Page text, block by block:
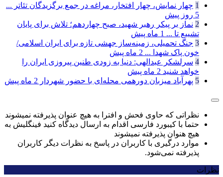
1 چهار نمایش، چهار افتخار، مراغه در جمع برگزیدگان تئاتر ...
5 روز پیش
2 نماز بر پیکر رهبر شهید، صبح چهاردهم؛ تلاش برای پایان
تشییع تا ... 1 ماه پیش
3 جنگ تحمیلی، زمینه‌ساز جهشی تازه برای ایران اسلامی/
خون پاک شهدا ... 2 ماه پیش
4 سرلشکر عبدالهی: دنیا به زودی طنین پیروزی ایران را
خواهد شنید 2 ماه پیش
5 پهرآباد میزبان دورهمی محله‌ای با حضور شهردار 2 ماه پیش
نظراتی که حاوی فحش و افترا به هیچ عنوان پذیرفته نمیشوند
حتما با کیبورد فارسی اقدام به ارسال دیدگاه کنید فینگلیش به
هیچ هنوان پذیرفته نمیشوند
موارد درگیری با کاربران در پاسخ به نظرات دیگر کاربران
پذیرفته نمی‌شود.
نظرات